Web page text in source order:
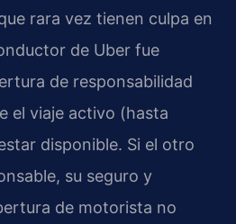
rara vez tienen culpa en
de Uber fue
de responsabilidad
el viaje activo (hasta
disponible. Si el otro
su seguro y
de motorista no